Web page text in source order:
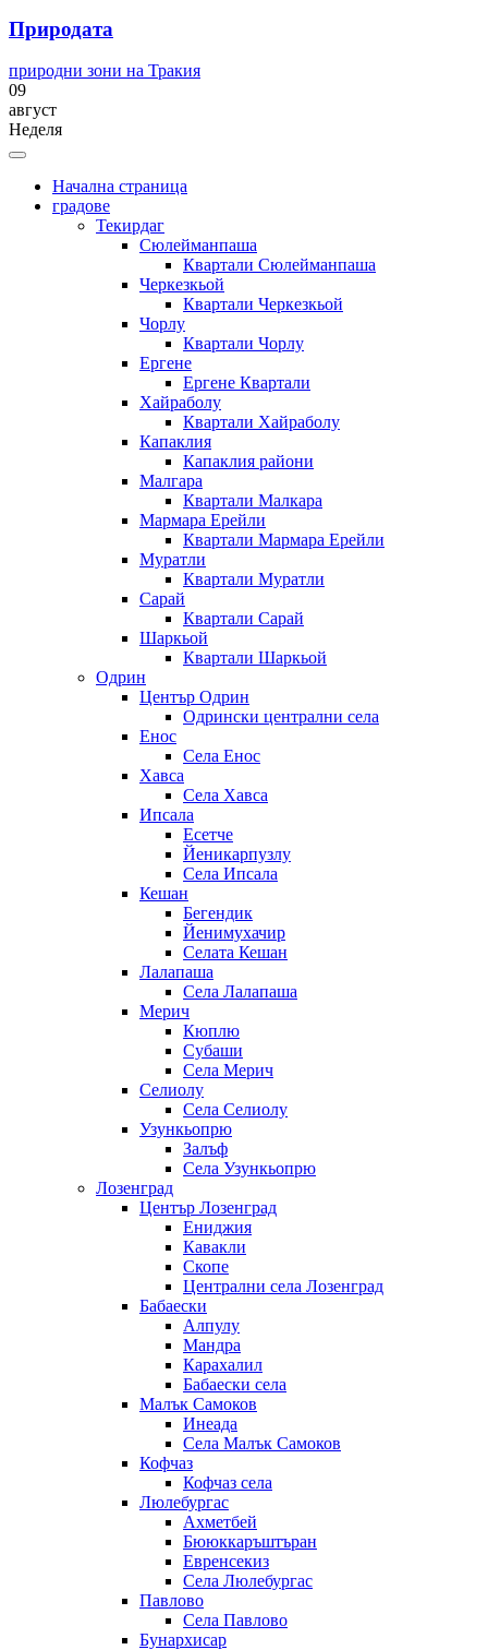
Природата
природни зони на Тракия
09
август
Неделя
Начална страница
градове
Текирдаг
Сюлейманпаша
Квартали Сюлейманпаша
Черкезкьой
Квартали Черкезкьой
Чорлу
Квартали Чорлу
Ергене
Ергене Квартали
Хайраболу
Квартали Хайраболу
Капаклия
Капаклия райони
Малгара
Квартали Малкара
Мармара Ерейли
Квартали Мармара Ерейли
Муратли
Квартали Муратли
Сарай
Квартали Сарай
Шаркьой
Квартали Шаркьой
Одрин
Център Одрин
Одрински централни села
Енос
Села Енос
Хавса
Села Хавса
Ипсала
Есетче
Йеникарпузлу
Села Ипсала
Кешан
Бегендик
Йенимухачир
Селата Кешан
Лалапаша
Села Лалапаша
Мерич
Кюплю
Субаши
Села Мерич
Селиолу
Села Селиолу
Узункьопрю
Залъф
Села Узункьопрю
Лозенград
Център Лозенград
Ениджия
Кавакли
Скопе
Централни села Лозенград
Бабаески
Алпулу
Мандра
Карахалил
Бабаески села
Малък Самоков
Инеада
Села Малък Самоков
Кофчаз
Кофчаз села
Люлебургас
Ахметбей
Бююккаръштъран
Евренсекиз
Села Люлебургас
Павлово
Села Павлово
Бунархисар